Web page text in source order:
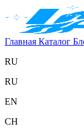
Главная Каталог
RU
RU
EN
CH